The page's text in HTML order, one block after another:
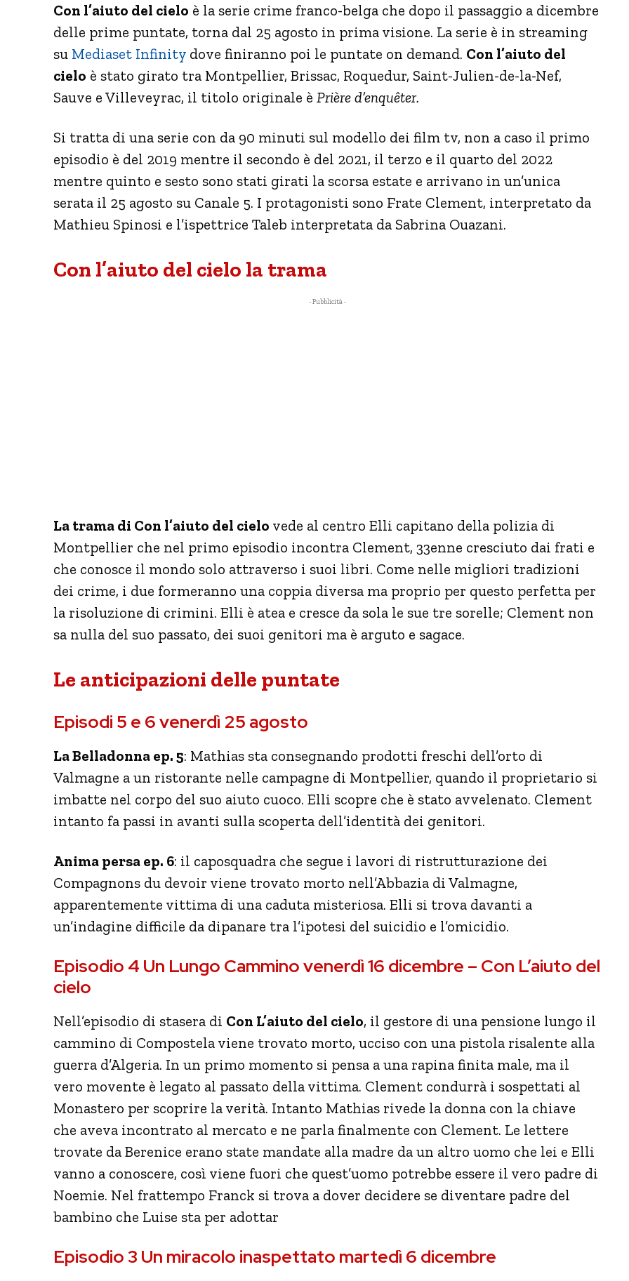
Con l’aiuto del cielo è la serie crime franco-belga che dopo il passaggio a dicembre
delle prime puntate, torna dal 25 agosto in prima visione. La serie è in streaming
su Mediaset Infinity dove finiranno poi le puntate on demand. Con l’aiuto del
cielo è stato girato tra Montpellier, Brissac, Roquedur, Saint-Julien-de-la-Nef,
Sauve e Villeveyrac, il titolo originale è Prière d’enquêter.
Si tratta di una serie con da 90 minuti sul modello dei film tv, non a caso il primo
episodio è del 2019 mentre il secondo è del 2021, il terzo e il quarto del 2022
mentre quinto e sesto sono stati girati la scorsa estate e arrivano in un’unica
serata il 25 agosto su Canale 5. I protagonisti sono Frate Clement, interpretato da
Mathieu Spinosi e l’ispettrice Taleb interpretata da Sabrina Ouazani.
Con l’aiuto del cielo la trama
- Pubblicità -
La trama di Con l’aiuto del cielo vede al centro Elli capitano della polizia di
Montpellier che nel primo episodio incontra Clement, 33enne cresciuto dai frati e
che conosce il mondo solo attraverso i suoi libri. Come nelle migliori tradizioni
dei crime, i due formeranno una coppia diversa ma proprio per questo perfetta per
la risoluzione di crimini. Elli è atea e cresce da sola le sue tre sorelle; Clement non
sa nulla del suo passato, dei suoi genitori ma è arguto e sagace.
Le anticipazioni delle puntate
Episodi 5 e 6 venerdì 25 agosto
La Belladonna ep. 5: Mathias sta consegnando prodotti freschi dell’orto di
Valmagne a un ristorante nelle campagne di Montpellier, quando il proprietario si
imbatte nel corpo del suo aiuto cuoco. Elli scopre che è stato avvelenato. Clement
intanto fa passi in avanti sulla scoperta dell’identità dei genitori.
Anima persa ep. 6: il caposquadra che segue i lavori di ristrutturazione dei
Compagnons du devoir viene trovato morto nell’Abbazia di Valmagne,
apparentemente vittima di una caduta misteriosa. Elli si trova davanti a
un’indagine difficile da dipanare tra l’ipotesi del suicidio e l’omicidio.
Episodio 4 Un Lungo Cammino venerdì 16 dicembre – Con L’aiuto del
cielo
Nell’episodio di stasera di Con L’aiuto del cielo, il gestore di una pensione lungo il
cammino di Compostela viene trovato morto, ucciso con una pistola risalente alla
guerra d’Algeria. In un primo momento si pensa a una rapina finita male, ma il
vero movente è legato al passato della vittima. Clement condurrà i sospettati al
Monastero per scoprire la verità. Intanto Mathias rivede la donna con la chiave
che aveva incontrato al mercato e ne parla finalmente con Clement. Le lettere
trovate da Berenice erano state mandate alla madre da un altro uomo che lei e Elli
vanno a conoscere, così viene fuori che quest’uomo potrebbe essere il vero padre di
Noemie. Nel frattempo Franck si trova a dover decidere se diventare padre del
bambino che Luise sta per adottar
Episodio 3 Un miracolo inaspettato martedì 6 dicembre